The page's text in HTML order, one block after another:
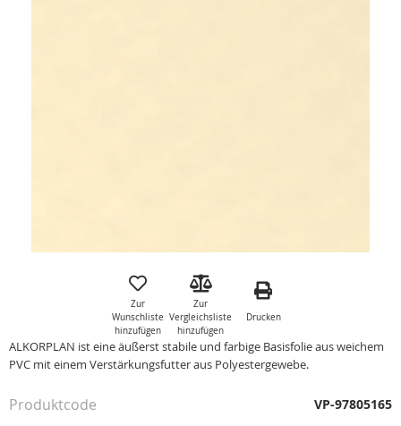
Zur
Wunschliste
hinzufügen
Zur
Vergleichsliste
hinzufügen
Drucken
ALKORPLAN ist eine äußerst stabile und farbige Basisfolie aus weichem
PVC mit einem Verstärkungsfutter aus Polyestergewebe.
Produktcode VP-97805165